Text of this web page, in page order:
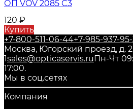
ОП VOV 2085 C3
120 ₽
Купить
+7-800-511-06-44+7-985-937-
Москва, Югорский проезд, д.
1sales@opticaservis.ruПн-Чт
17:00.
Мы в соц.сетях
Компания